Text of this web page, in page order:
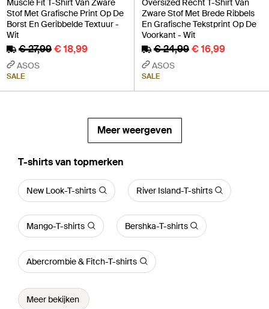
Stof Met Grafische Print Op De
Borst En Geribbelde Textuur -
Wit
€ 27,99€ 18,99
ASOS
SALE
Zware Stof Met Brede Ribbels
En Grafische Tekstprint Op De
Voorkant - Wit
€ 24,99€ 16,99
ASOS
SALE
Meer weergeven
‪T-shirts‬ van topmerken
New Look-T-shirts River Island-T-shirts
Mango-T-shirts Bershka-T-shirts
Abercrombie & Fitch-T-shirts
Meer bekijken